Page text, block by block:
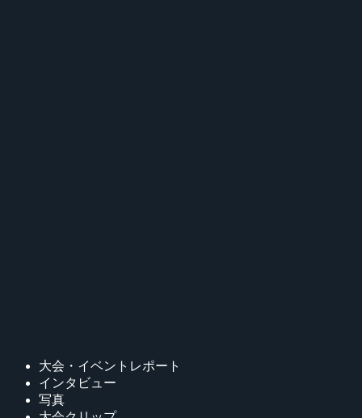
大会・イベントレポート
インタビュー
写真